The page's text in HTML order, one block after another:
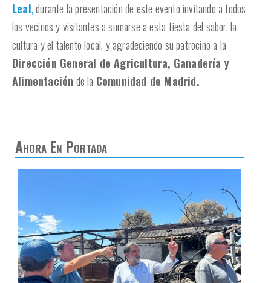
Leal,durante la presentación de este evento invitando a todos
los vecinos y visitantes a sumarse a esta fiesta del sabor, la
cultura y el talento local, y agradeciendo su patrocino a la
Dirección General de Agricultura, Ganadería y
Alimentación de la Comunidad de Madrid.
Ahora En Portada